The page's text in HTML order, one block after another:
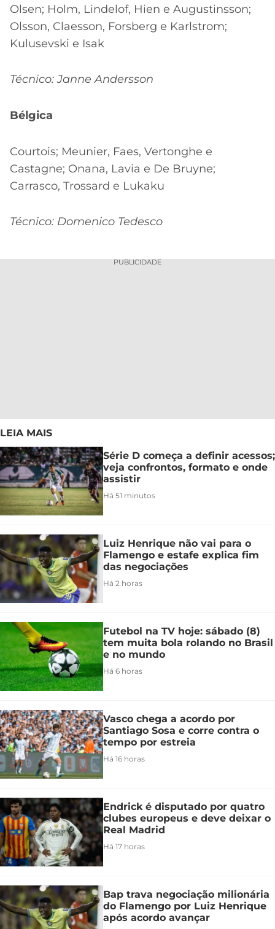
Olsen; Holm, Lindelof, Hien e Augustinsson;
Olsson, Claesson, Forsberg e Karlstrom;
Kulusevski e Isak
Técnico: Janne Andersson
Bélgica
Courtois; Meunier, Faes, Vertonghe e
Castagne; Onana, Lavia e De Bruyne;
Carrasco, Trossard e Lukaku
Técnico: Domenico Tedesco
PUBLICIDADE
LEIA MAIS
Série D começa a definir acessos;
veja confrontos, formato e onde
assistir
Há 51 minutos
Luiz Henrique não vai para o
Flamengo e estafe explica fim
das negociações
Há 2 horas
Futebol na TV hoje: sábado (8)
tem muita bola rolando no Brasil
e no mundo
Há 6 horas
Vasco chega a acordo por
Santiago Sosa e corre contra o
tempo por estreia
Há 16 horas
Endrick é disputado por quatro
clubes europeus e deve deixar o
Real Madrid
Há 17 horas
Bap trava negociação milionária
do Flamengo por Luiz Henrique
após acordo avançar